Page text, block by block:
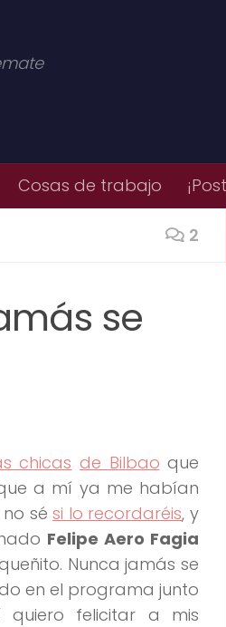
Cosas de trabajo
2
se
chicas de Bilbao que
a mí ya me habían
no sési lo recordaréis, y
Felipe Aero Fagia
Nunca jamás se
en el programa junto
felicitar a mis